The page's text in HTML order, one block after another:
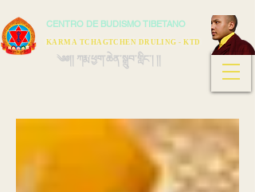
CENTRO DE BUDISMO TIBETANO
༄༅།། ཀརྨ་ཕྱག་ཆེན་སྒྲུབ་གླིང་། །།
KARMA TCHAGTCHEN DRULING - KTD